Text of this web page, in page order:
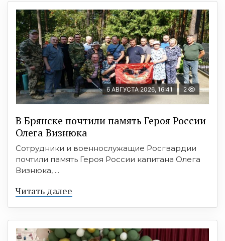
6 АВГУСТА 2026, 16:41 2
В Брянске почтили память Героя России
Олега Визнюка
Сотрудники и военнослужащие Росгвардии
почтили память Героя России капитана Олега
Визнюка, ...
Читать далее